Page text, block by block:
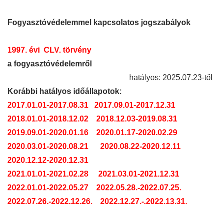
Fogyasztóvédelemmel kapcsolatos jogszabályok
1997. évi CLV. törvény
a fogyasztóvédelemről
hatályos: 2025.07.23-től
Korábbi hatályos időállapotok:
2017.01.01-2017.08.31
2017.09.01-2017.12.31
2018.01.01-2018.12.02
2018.12.03-2019.08.31
2019.09.01-2020.01.16
2020.01.17-2020.02.29
2020.03.01-2020.08.21
2020.08.22-2020.12.11
2020.12.12-2020.12.31
2021.01.01-2021.02.28
2021.03.01-2021.12.31
2022.01.01-2022.05.27
2022.05.28.-2022.07.25.
2022.07.26.-2022.12.26.
2022.12.27.-.2022.13.31.